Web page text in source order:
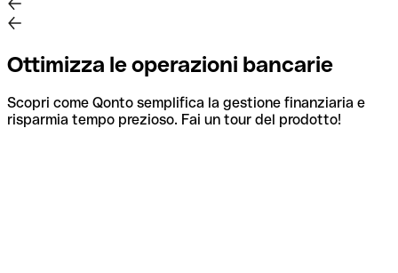
Ottimizza le operazioni bancarie
Scopri come Qonto semplifica la gestione finanziaria e
risparmia tempo prezioso. Fai un tour del prodotto!